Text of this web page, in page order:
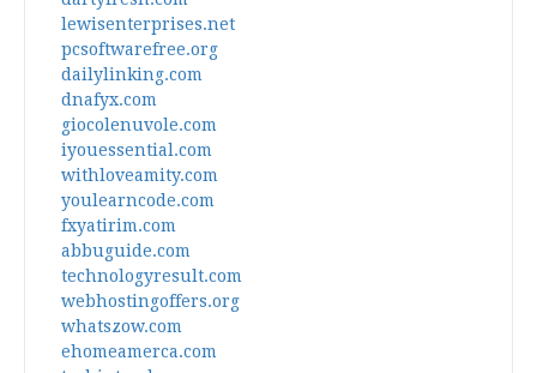
lewisenterprises.net
pcsoftwarefree.org
dailylinking.com
dnafyx.com
giocolenuvole.com
iyouessential.com
withloveamity.com
youlearncode.com
fxyatirim.com
abbuguide.com
technologyresult.com
webhostingoffers.org
whatszow.com
ehomeamerca.com